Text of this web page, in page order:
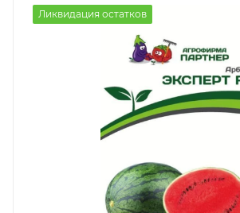
Ликвидация остатков